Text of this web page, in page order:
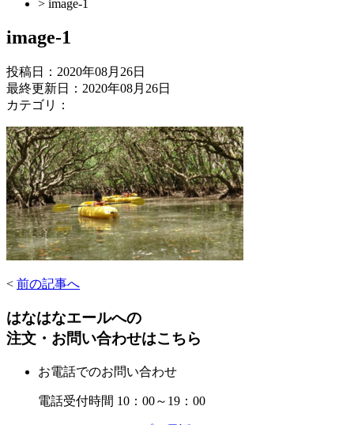
> image-1
image-1
投稿日： 2020年08月26日
最終更新日：2020年08月26日
カテゴリ：
< 前の記事へ
はなはなエールへの
注文・お問い合わせはこちら
お電話でのお問い合わせ
電話受付時間 10：00～19：00